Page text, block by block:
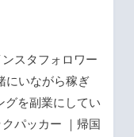
スタフォロワー
にいながら稼ぎ
グを副業にしてい
パッカー ｜帰国